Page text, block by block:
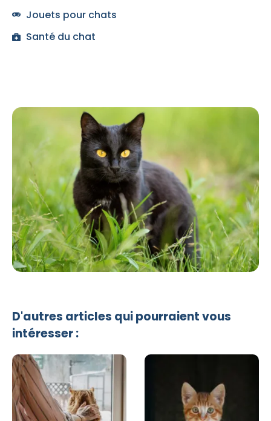
Jouets pour chats
Santé du chat
D'autres articles qui pourraient vous
intéresser :